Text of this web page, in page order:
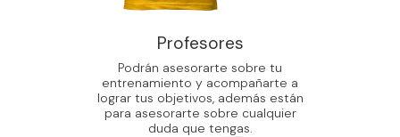
Profesores
Podrán asesorarte sobre tu
entrenamiento y acompañarte a
lograr tus objetivos, además están
para asesorarte sobre cualquier
duda que tengas.